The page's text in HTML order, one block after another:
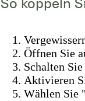
So koppeln
Öffnen Sie
Schalten
Aktivieren
Wählen Sie